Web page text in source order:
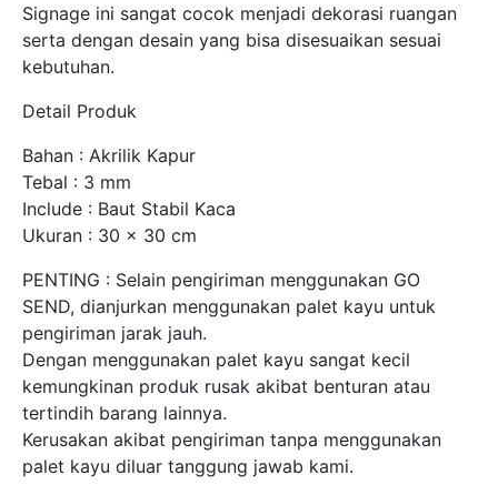
Signage ini sangat cocok menjadi dekorasi ruangan
serta dengan desain yang bisa disesuaikan sesuai
kebutuhan.
Detail Produk
Bahan : Akrilik Kapur
Tebal : 3 mm
Include : Baut Stabil Kaca
Ukuran : 30 x 30 cm
PENTING : Selain pengiriman menggunakan GO
SEND, dianjurkan menggunakan palet kayu untuk
pengiriman jarak jauh.
Dengan menggunakan palet kayu sangat kecil
kemungkinan produk rusak akibat benturan atau
tertindih barang lainnya.
Kerusakan akibat pengiriman tanpa menggunakan
palet kayu diluar tanggung jawab kami.